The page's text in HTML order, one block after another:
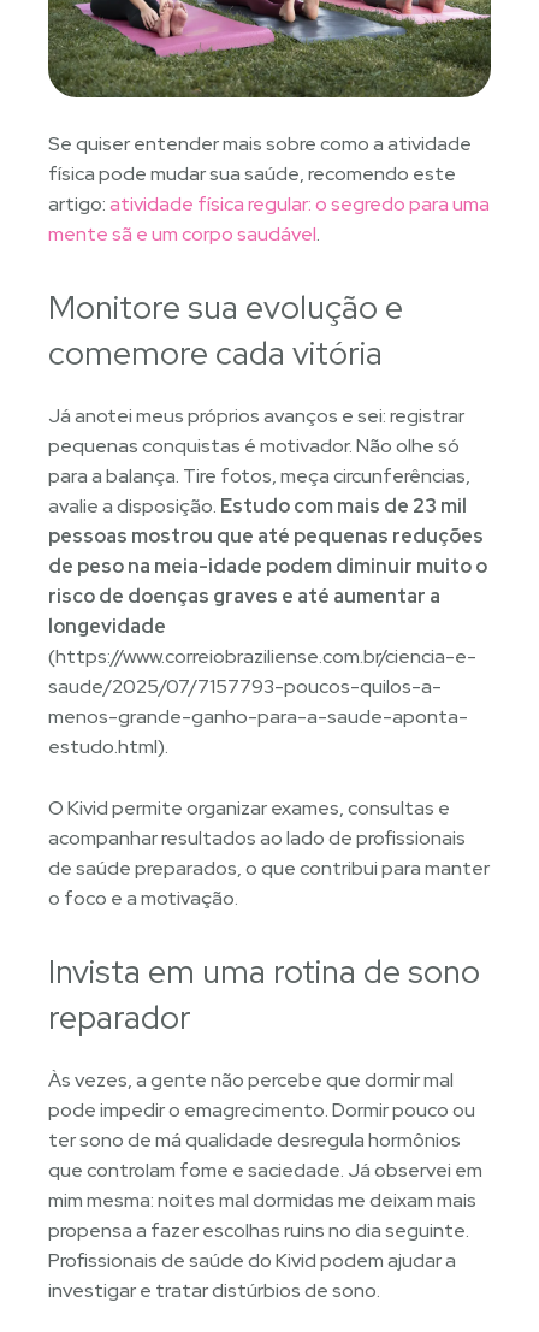
Se quiser entender mais sobre como a atividade
física pode mudar sua saúde, recomendo este
artigo:atividade física regular: o segredo para uma
mente sã e um corpo saudável.
Monitore sua evolução e
comemore cada vitória
Já anotei meus próprios avanços e sei: registrar
pequenas conquistas é motivador. Não olhe só
para a balança. Tire fotos, meça circunferências,
avalie a disposição. Estudo com mais de 23 mil
pessoas mostrou que até pequenas reduções
de peso na meia-idade podem diminuir muito o
risco de doenças graves e até aumentar a
longevidade
(https://www.correiobraziliense.com.br/ciencia-e-
saude/2025/07/7157793-poucos-quilos-a-
menos-grande-ganho-para-a-saude-aponta-
estudo.html).
O Kivid permite organizar exames, consultas e
acompanhar resultados ao lado de profissionais
de saúde preparados, o que contribui para manter
o foco e a motivação.
Invista em uma rotina de sono
reparador
Às vezes, a gente não percebe que dormir mal
pode impedir o emagrecimento. Dormir pouco ou
ter sono de má qualidade desregula hormônios
que controlam fome e saciedade. Já observei em
mim mesma: noites mal dormidas me deixam mais
propensa a fazer escolhas ruins no dia seguinte.
Profissionais de saúde do Kivid podem ajudar a
investigar e tratar distúrbios de sono.